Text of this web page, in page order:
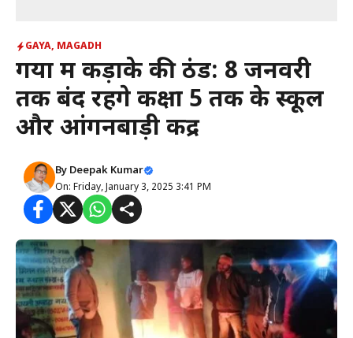
GAYA, MAGADH
गया में कड़ाके की ठंड: 8 जनवरी
तक बंद रहेंगे कक्षा 5 तक के स्कूल
और आंगनबाड़ी केंद्र
By Deepak Kumar
On: Friday, January 3, 2025 3:41 PM